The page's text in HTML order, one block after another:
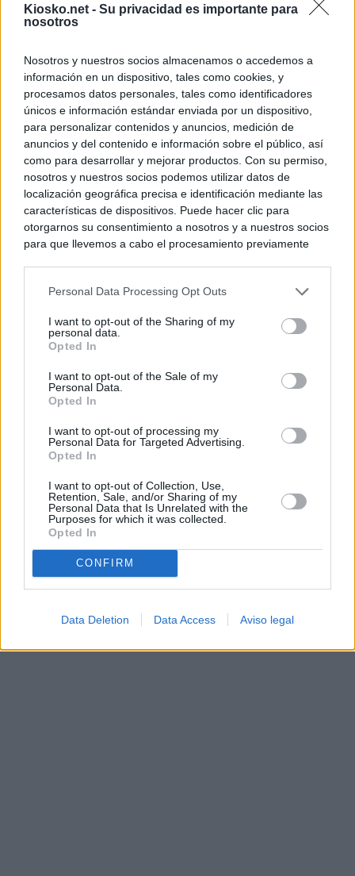
Kiosko.net - Su privacidad es importante para
nosotros
Nosotros y nuestros socios almacenamos o accedemos a
información en un dispositivo, tales como cookies, y
procesamos datos personales, tales como identificadores
únicos e información estándar enviada por un dispositivo,
para personalizar contenidos y anuncios, medición de
anuncios y del contenido e información sobre el público, así
como para desarrollar y mejorar productos. Con su permiso,
nosotros y nuestros socios podemos utilizar datos de
localización geográfica precisa e identificación mediante las
características de dispositivos. Puede hacer clic para
otorgarnos su consentimiento a nosotros y a nuestros socios
para que llevemos a cabo el procesamiento previamente
negar su consentimiento. Tenga en cuenta que algún
de su consentimiento, pero usted tiene el derecho de
rechazar tal procesamiento. Sus preferencias se aplicarán
cualquier momento entrando de nuevo en este sitio web o
visitando nuestra política de privacidad.
Personal Data Processing Opt Outs
I want to opt-out of the Sharing of my
personal data.
Opted In
I want to opt-out of the Sale of my
Personal Data.
Opted In
I want to opt-out of processing my
Personal Data for Targeted Advertising.
Opted In
I want to opt-out of Collection, Use,
Retention, Sale, and/or Sharing of my
Personal Data that Is Unrelated with the
Purposes for which it was collected.
Opted In
CONFIRM
Data Deletion Data Access Aviso legal